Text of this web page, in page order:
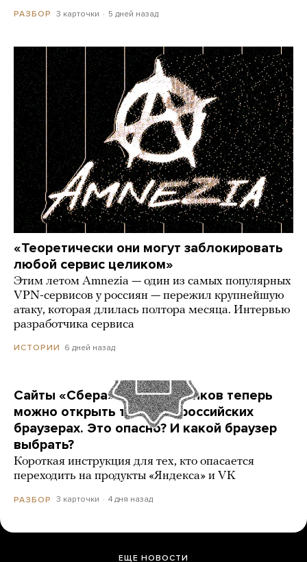
РАЗБОР 3 карточки 5 дней назад
«Теоретически они могут заблокировать
любой сервис целиком»
Этим летом Amnezia — один из самых популярных
VPN-сервисов у россиян — пережил крупнейшую
атаку, которая длилась полтора месяца. Интервью
разработчика сервиса
ИСТОРИИ 6 дней назад
Сайты «Сбера» и других банков теперь
можно открыть только в российских
браузерах. Это опасно? И какой браузер
выбрать?
Короткая инструкция для тех, кто опасается
переходить на продукты «Яндекса» и VK
РАЗБОР 3 карточки 4 дня назад
ЕЩЕ НОВОСТИ